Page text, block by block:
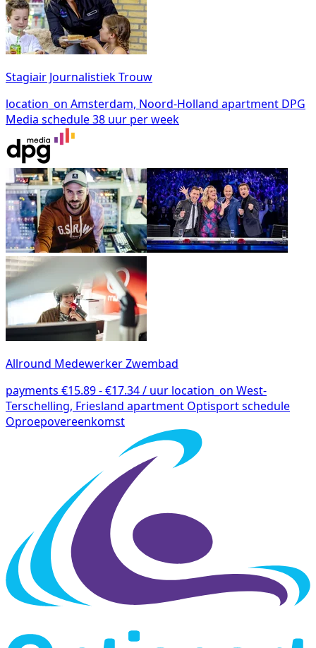
Stagiair Journalistiek Trouw
location_on Amsterdam, Noord-Holland apartment DPG
Media schedule38 uur per week
Allround Medewerker Zwembad
payments €15.89 - €17.34 / uur location_on West-
Terschelling, Friesland apartment Optisportschedule
Oproepovereenkomst